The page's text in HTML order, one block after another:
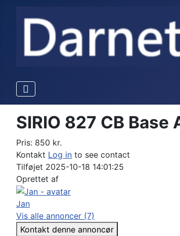
SIRIO 827 CB Base
Pris: 850 kr.
Kontakt Log in to see contact
Tilføjet 2025-10-18 14:01:25
Oprettet af
Jan
Vis alle annoncer (7)
Kontakt denne annoncør